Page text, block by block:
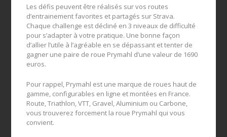
Les défis peuvent être réalisés sur vos routes
d’entrainement favorites et partagés sur Strava.
Chaque challenge est décliné en 3 niveaux de difficulté
pour s’adapter à votre pratique. Une bonne façon
d’allier l’utile à l’agréable en se dépassant et tenter de
gagner une paire de roue Prymahl d’une valeur de 1690
euros.
Pour rappel, Prymahl est une marque de roues haut de
gamme, configurables en ligne et montées en France.
Route, Triathlon, VTT, Gravel, Aluminium ou Carbone,
vous trouverez forcement la roue Prymahl qui vous
convient.